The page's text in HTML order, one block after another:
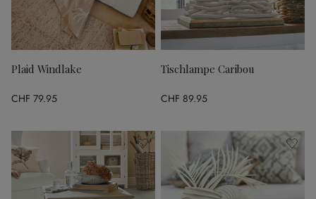
Plaid Windlake
CHF 79.95
Tischlampe Caribou
CHF 89.95